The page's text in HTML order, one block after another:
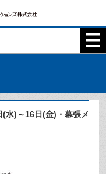
水)～16日(金)・幕張メ